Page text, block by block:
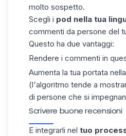
molto sospetto.
Scegli i pod nella tua
commenti da persone del
Questo ha due vantaggi:
Rendere i commenti in
Aumenta la tua portata
(l'algoritmo tende a
di persone che si
Scrivere buone recensioni
E integrarli nel tuo